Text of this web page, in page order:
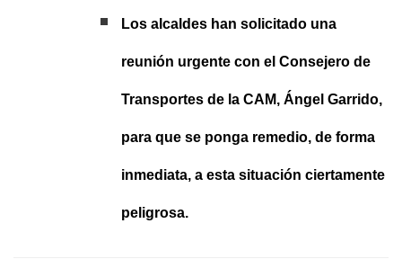
Los alcaldes han solicitado una
reunión urgente con el Consejero de
Transportes de la CAM, Ángel Garrido,
para que se ponga remedio, de forma
inmediata, a esta situación ciertamente
peligrosa.